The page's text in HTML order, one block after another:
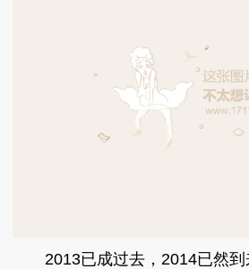
2013已成过去，2014已然到